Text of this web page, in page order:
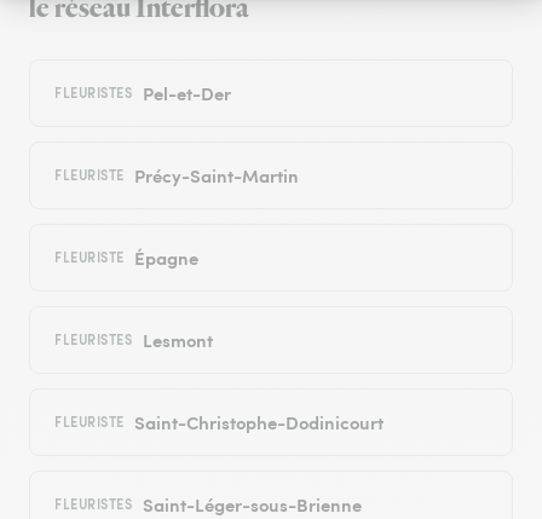
le réseau Interflora
FLEURISTES Pel-et-Der
FLEURISTE Précy-Saint-Martin
FLEURISTE Épagne
FLEURISTES Lesmont
FLEURISTE Saint-Christophe-Dodinicourt
FLEURISTES Saint-Léger-sous-Brienne